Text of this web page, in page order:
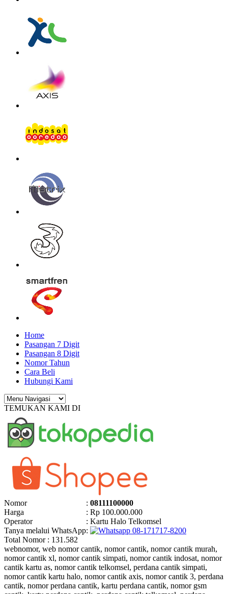
Home
Pasangan 7 Digit
Pasangan 8 Digit
Nomor Tahun
Cara Beli
Hubungi Kami
TEMUKAN KAMI DI
Nomor : 08111100000
Harga
: Rp 100.000.000
Operator
: Kartu Halo Telkomsel
Tanya melalui WhatsApp:
08-171717-8200
Total Nomor : 131.582
webnomor, web nomor cantik, nomor cantik, nomor cantik murah,
nomor cantik xl, nomor cantik simpati, nomor cantik indosat, nomor
cantik kartu as, nomor cantik telkomsel, perdana cantik simpati,
nomor cantik kartu halo, nomor cantik axis, nomor cantik 3, perdana
cantik, nomor perdana cantik, kartu perdana cantik, nomor gsm